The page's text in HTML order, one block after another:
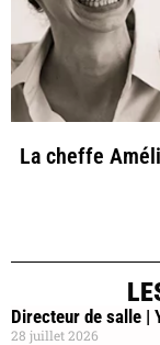
La cheffe
Directeur de salle |
28 juillet 2026